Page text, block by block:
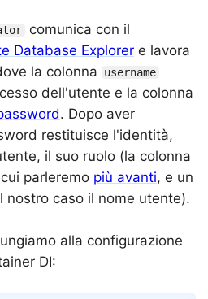
comunica con il
Database Explorer e lavora
la colonna username
dell'utente e la colonna
. Dopo aver
restituisce l'identità,
il suo ruolo (la colonna
parleremo più avanti, e un
nostro caso il nome utente).
alla configurazione
DI: